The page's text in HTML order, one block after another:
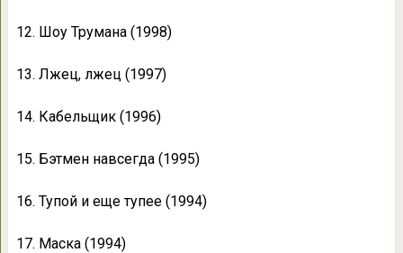
12. Шоу Трумана (1998)
13. Лжец, лжец (1997)
14. Кабельщик (1996)
15. Бэтмен навсегда (1995)
16. Тупой и еще тупее (1994)
17. Маска (1994)